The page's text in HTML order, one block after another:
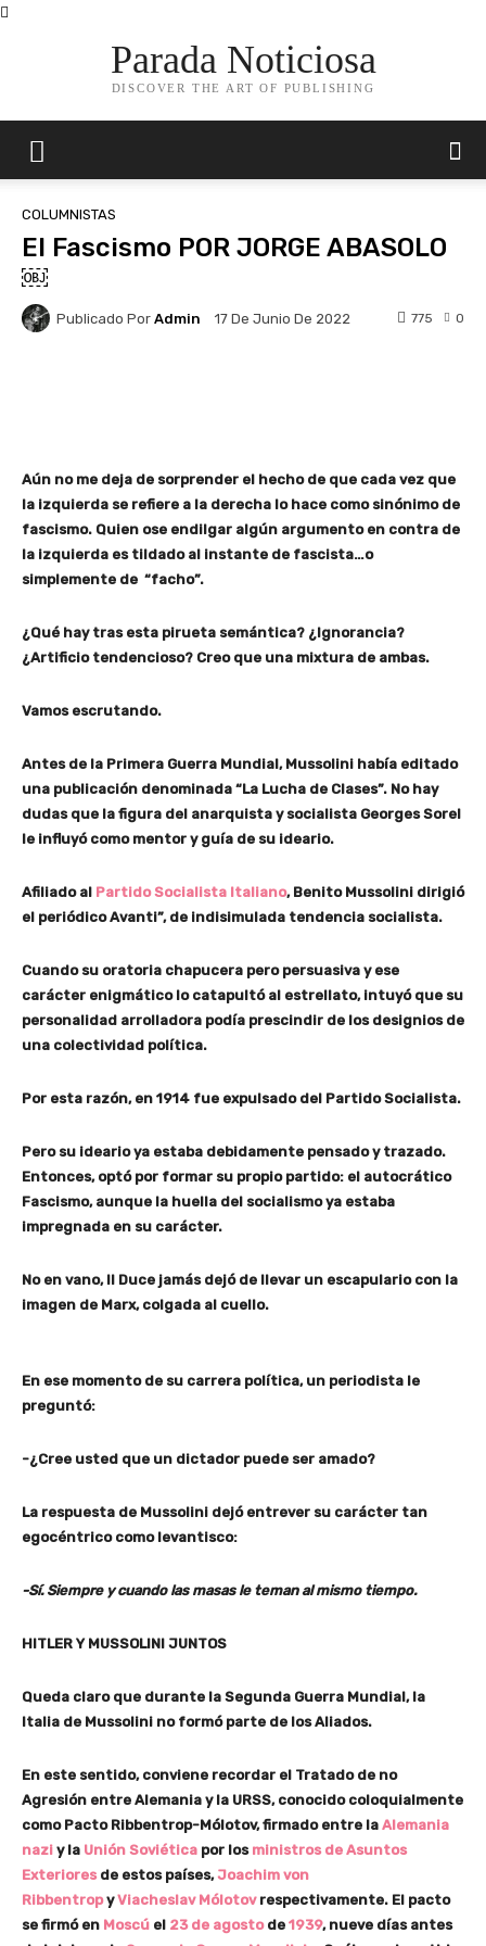
Parada Noticiosa
DISCOVER THE ART OF PUBLISHING
COLUMNISTAS
El Fascismo POR JORGE ABASOLO
￼
Publicado Por Admin 17 De Junio De 2022 0
775
Aún no me deja de sorprender el hecho de que cada vez que
la izquierda se refiere a la derecha lo hace como sinónimo de
fascismo. Quien ose endilgar algún argumento en contra de
la izquierda es tildado al instante de fascista…o
simplemente de “facho”.
¿Qué hay tras esta pirueta semántica? ¿Ignorancia?
¿Artificio tendencioso? Creo que una mixtura de ambas.
Vamos escrutando.
Antes de la Primera Guerra Mundial, Mussolini había editado
una publicación denominada “La Lucha de Clases”. No hay
dudas que la figura del anarquista y socialista Georges Sorel
le influyó como mentor y guía de su ideario.
Afiliado al Partido Socialista Italiano, Benito Mussolini dirigió
el periódico Avanti”, de indisimulada tendencia socialista.
Cuando su oratoria chapucera pero persuasiva y ese
carácter enigmático lo catapultó al estrellato, intuyó que su
personalidad arrolladora podía prescindir de los designios de
una colectividad política.
Por esta razón, en 1914 fue expulsado del Partido Socialista.
Pero su ideario ya estaba debidamente pensado y trazado.
Entonces, optó por formar su propio partido: el autocrático
Fascismo, aunque la huella del socialismo ya estaba
impregnada en su carácter.
No en vano, Il Duce jamás dejó de llevar un escapulario con la
imagen de Marx, colgada al cuello.
En ese momento de su carrera política, un periodista le
preguntó:
-¿Cree usted que un dictador puede ser amado?
La respuesta de Mussolini dejó entrever su carácter tan
egocéntrico como levantisco:
-Sí. Siempre y cuando las masas le teman al mismo tiempo.
HITLER Y MUSSOLINI JUNTOS
Queda claro que durante la Segunda Guerra Mundial, la
Italia de Mussolini no formó parte de los Aliados.
En este sentido, conviene recordar el Tratado de no
Agresión entre Alemania y la URSS, conocido coloquialmente
como Pacto Ribbentrop-Mólotov, firmado entre la Alemania
nazi y la Unión Soviética por los ministros de Asuntos
Exterioresde estos países,Joachim von
RibbentropyViacheslav Mólotovrespectivamente. El pacto
se firmó en Moscú el 23 de agostode 1939, nueve días antes